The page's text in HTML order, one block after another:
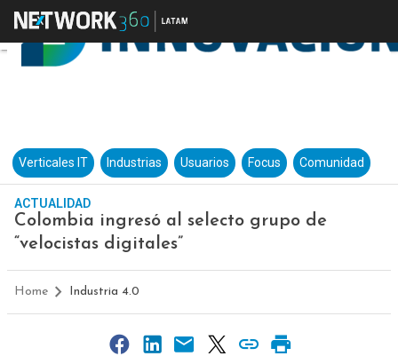
Verticales IT Industrias Usuarios Focus Comunidad
ACTUALIDAD
Colombia ingresó al selecto grupo de
“velocistas digitales”
Home Industria 4.0